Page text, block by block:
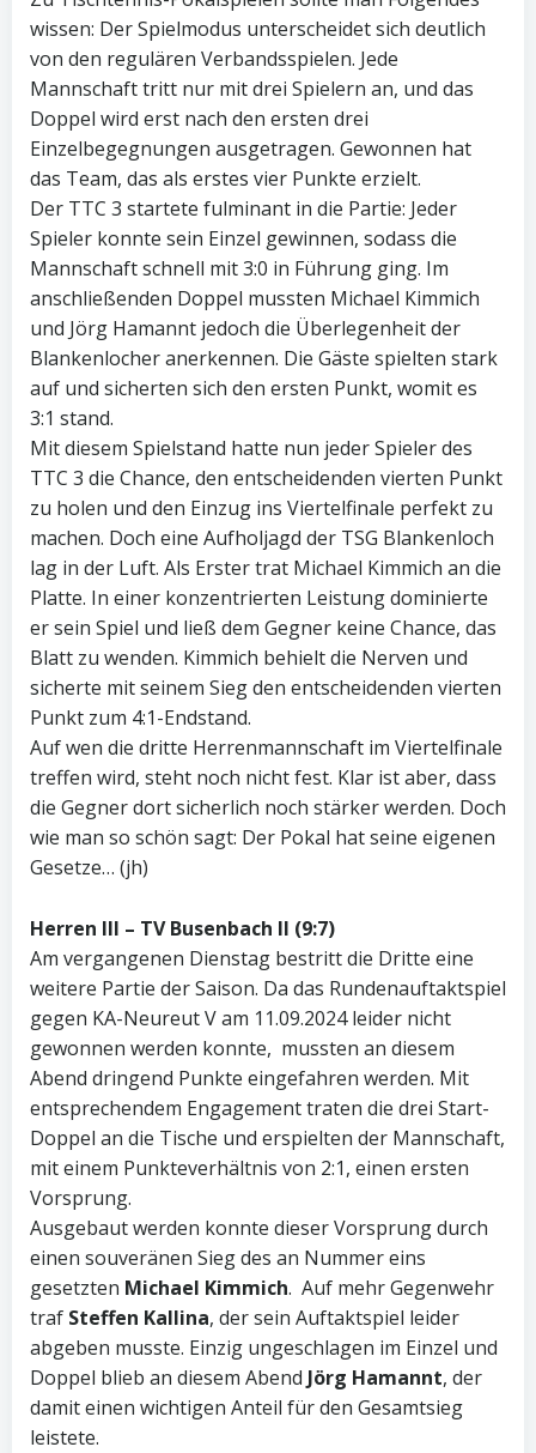
wissen: Der Spielmodus unterscheidet sich deutlich
von den regulären Verbandsspielen. Jede
Mannschaft tritt nur mit drei Spielern an, und das
Doppel wird erst nach den ersten drei
Einzelbegegnungen ausgetragen. Gewonnen hat
das Team, das als erstes vier Punkte erzielt.
Der TTC 3 startete fulminant in die Partie: Jeder
Spieler konnte sein Einzel gewinnen, sodass die
Mannschaft schnell mit 3:0 in Führung ging. Im
anschließenden Doppel mussten Michael Kimmich
und Jörg Hamannt jedoch die Überlegenheit der
Blankenlocher anerkennen. Die Gäste spielten stark
auf und sicherten sich den ersten Punkt, womit es
3:1 stand.
Mit diesem Spielstand hatte nun jeder Spieler des
TTC 3 die Chance, den entscheidenden vierten Punkt
zu holen und den Einzug ins Viertelfinale perfekt zu
machen. Doch eine Aufholjagd der TSG Blankenloch
lag in der Luft. Als Erster trat Michael Kimmich an die
Platte. In einer konzentrierten Leistung dominierte
er sein Spiel und ließ dem Gegner keine Chance, das
Blatt zu wenden. Kimmich behielt die Nerven und
sicherte mit seinem Sieg den entscheidenden vierten
Punkt zum 4:1-Endstand.
Auf wen die dritte Herrenmannschaft im Viertelfinale
treffen wird, steht noch nicht fest. Klar ist aber, dass
die Gegner dort sicherlich noch stärker werden. Doch
wie man so schön sagt: Der Pokal hat seine eigenen
Gesetze… (jh)
Herren III – TV Busenbach II (9:7)
Am vergangenen Dienstag bestritt die Dritte eine
weitere Partie der Saison. Da das Rundenauftaktspiel
gegen KA-Neureut V am 11.09.2024 leider nicht
gewonnen werden konnte, mussten an diesem
Abend dringend Punkte eingefahren werden. Mit
entsprechendem Engagement traten die drei Start-
Doppel an die Tische und erspielten der Mannschaft,
mit einem Punkteverhältnis von 2:1, einen ersten
Vorsprung.
Ausgebaut werden konnte dieser Vorsprung durch
einen souveränen Sieg des an Nummer eins
gesetzten Michael Kimmich. Auf mehr Gegenwehr
traf Steffen Kallina, der sein Auftaktspiel leider
abgeben musste. Einzig ungeschlagen im Einzel und
Doppel blieb an diesem Abend Jörg Hamannt, der
damit einen wichtigen Anteil für den Gesamtsieg
leistete.